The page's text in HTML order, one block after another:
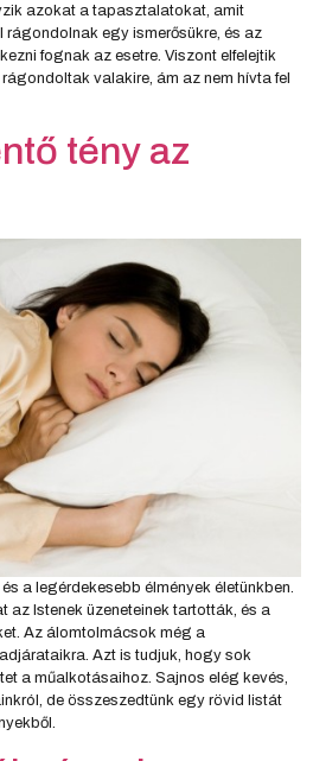
azokat a tapasztalatokat, amit
egy ismerősükre, és az
fognak az esetre. Viszont elfelejtik
valakire, ám az nem hívta fel
tény az
a legérdekesebb élmények életünkben.
az Istenek üzeneteinek tartották, és a
Az álomtolmácsok még a
Azt is tudjuk, hogy sok
a műalkotásaihoz. Sajnos elég kevés,
de összeszedtünk egy rövid listát